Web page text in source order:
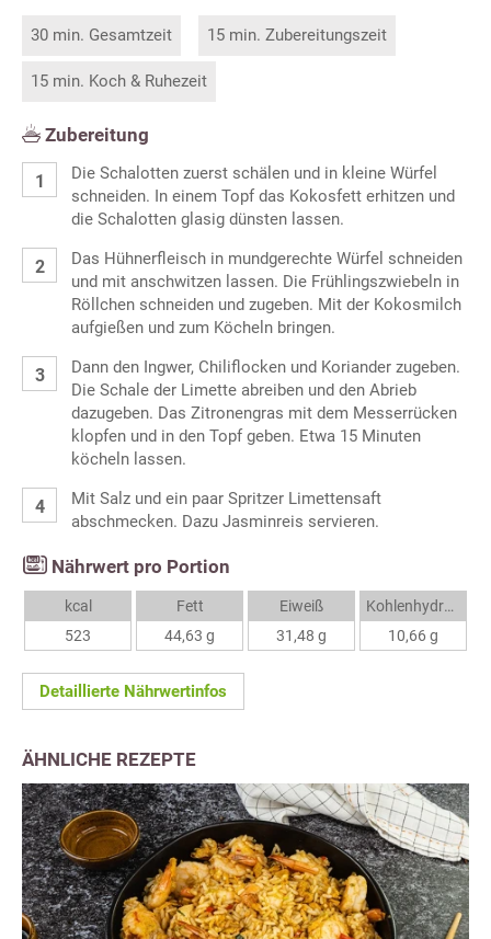
30 min. Gesamtzeit 15 min. Zubereitungszeit
15 min. Koch & Ruhezeit
Zubereitung
Die Schalotten zuerst schälen und in kleine Würfel
schneiden. In einem Topf das Kokosfett erhitzen und
die Schalotten glasig dünsten lassen.
Das Hühnerfleisch in mundgerechte Würfel schneiden
und mit anschwitzen lassen. Die Frühlingszwiebeln in
Röllchen schneiden und zugeben. Mit der Kokosmilch
aufgießen und zum Köcheln bringen.
Dann den Ingwer, Chiliflocken und Koriander zugeben.
Die Schale der Limette abreiben und den Abrieb
dazugeben. Das Zitronengras mit dem Messerrücken
klopfen und in den Topf geben. Etwa 15 Minuten
köcheln lassen.
Mit Salz und ein paar Spritzer Limettensaft
abschmecken. Dazu Jasminreis servieren.
Nährwert pro Portion
kcal
523
Fett
44,63 g
Eiweiß
31,48 g
Kohlenhydrate
10,66 g
Detaillierte Nährwertinfos
ÄHNLICHE REZEPTE